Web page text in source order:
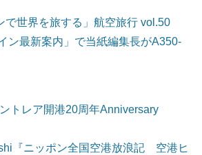
で世界を旅する」航空旅行 vol.50
ン最新案内」で当紙編集長がA350-
トレア開港20周年Anniversary
『ニッポン全国空港放浪記 空港ヒ